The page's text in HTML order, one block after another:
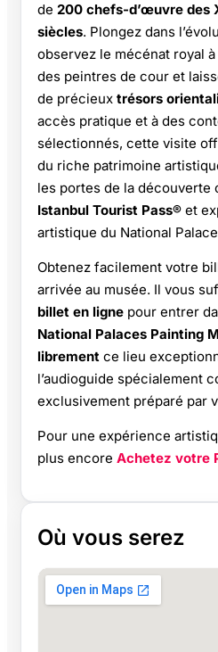
de 200 chefs-d’œuvre des
siècles. Plongez dans
observez le mécénat royal
des peintres de cour et
de précieux trésors
accès pratique et à des
sélectionnés, cette visite
du riche patrimoine
les portes de la découverte
Istanbul Tourist Pass® et
artistique du National
Obtenez facilement votre
arrivée au musée. Il vous
billet en ligne pour entrer
National Palaces Painting
librement ce lieu
l’audioguide spécialement
exclusivement préparé par
Pour une expérience
plus encore Achetez votre
Où vous serez